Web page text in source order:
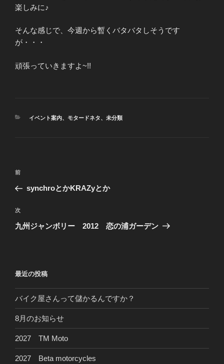
楽しみに♪
そんな感じで、今週から暫くバタバタしそうです
が・・・
頑張っていきますよ~!!
カ
イベント案内、 モタードネタ、 未分類
投
ナ
ビ
ゲ
ン
前
の
稿
前
synchroとかKRAZyとか
次
の
次
九州ジャンボリー 2012 恋の浦ガーデン
最近の投稿
バイク屋さんって儲かるんですか？
8月のお知らせ
2027 TM Moto
2027 Beta motorcycles